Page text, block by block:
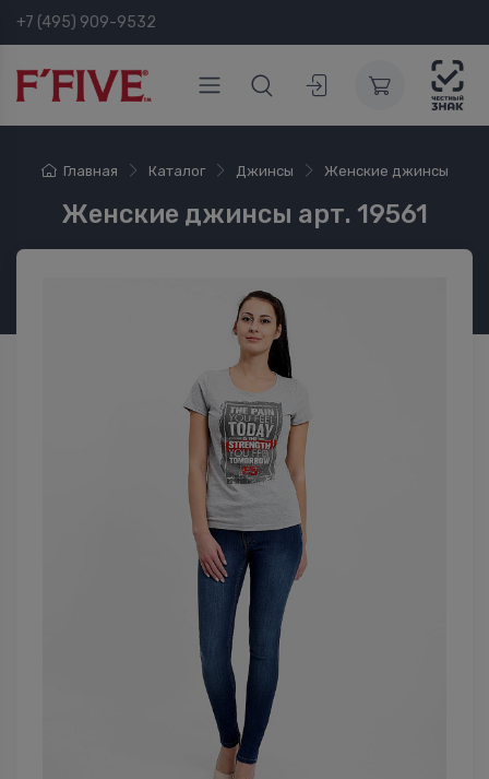
+7 (495) 909-9532
Главная Каталог Джинсы Женские джинсы
Женские джинсы арт. 19561